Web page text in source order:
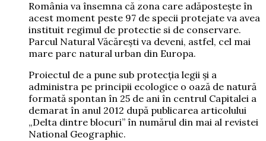
România va însemna că zona care adăpostește în
acest moment peste 97 de specii protejate va avea
instituit regimul de protectie si de conservare.
Parcul Natural Văcărești va deveni, astfel, cel mai
mare parc natural urban din Europa.
Proiectul de a pune sub protecția legii și a
administra pe principii ecologice o oază de natură
formată spontan în 25 de ani în centrul Capitalei a
demarat în anul 2012 după publicarea articolului
„Delta dintre blocuri” în numărul din mai al revistei
National Geographic.